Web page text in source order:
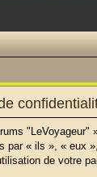
« ils », « eux
de votre